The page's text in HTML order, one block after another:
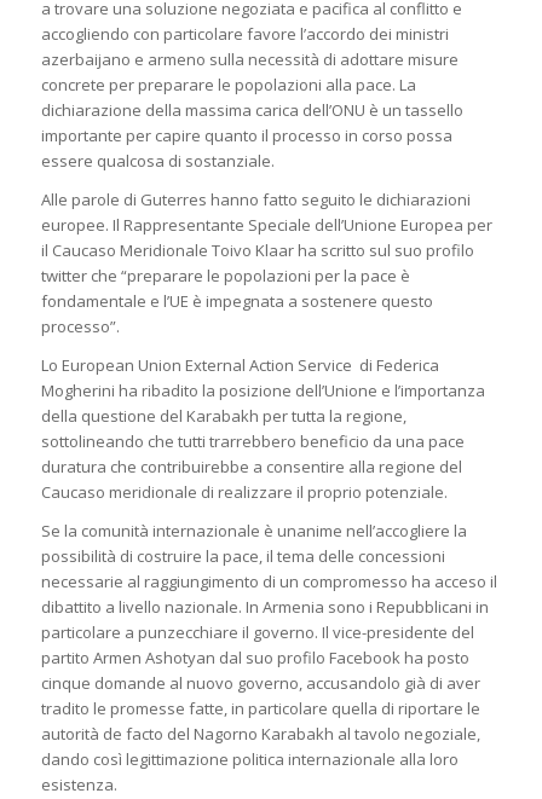
a trovare una soluzione negoziata e pacifica al conflitto e
accogliendo con particolare favore l’accordo dei ministri
azerbaijano e armeno sulla necessità di adottare misure
concrete per preparare le popolazioni alla pace. La
dichiarazione della massima carica dell’ONU è un tassello
importante per capire quanto il processo in corso possa
essere qualcosa di sostanziale.
Alle parole di Guterres hanno fatto seguito le dichiarazioni
europee. Il Rappresentante Speciale dell’Unione Europea per
il Caucaso Meridionale Toivo Klaar ha scritto sul suo profilo
twitter che “preparare le popolazioni per la pace è
fondamentale e l’UE è impegnata a sostenere questo
processo”.
Lo European Union External Action Service di Federica
Mogherini ha ribadito la posizione dell’Unione e l’importanza
della questione del Karabakh per tutta la regione,
sottolineando che tutti trarrebbero beneficio da una pace
duratura che contribuirebbe a consentire alla regione del
Caucaso meridionale di realizzare il proprio potenziale.
Se la comunità internazionale è unanime nell’accogliere la
possibilità di costruire la pace, il tema delle concessioni
necessarie al raggiungimento di un compromesso ha acceso il
dibattito a livello nazionale. In Armenia sono i Repubblicani in
particolare a punzecchiare il governo. Il vice-presidente del
partito Armen Ashotyan dal suo profilo Facebook ha posto
cinque domande al nuovo governo, accusandolo già di aver
tradito le promesse fatte, in particolare quella di riportare le
autorità de facto del Nagorno Karabakh al tavolo negoziale,
dando così legittimazione politica internazionale alla loro
esistenza.